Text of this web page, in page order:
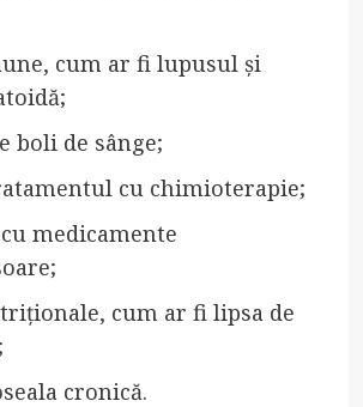
cum ar fi lupusul și
boli de sânge;
cu chimioterapie;
medicamente
cum ar fi lipsa de
cronică.